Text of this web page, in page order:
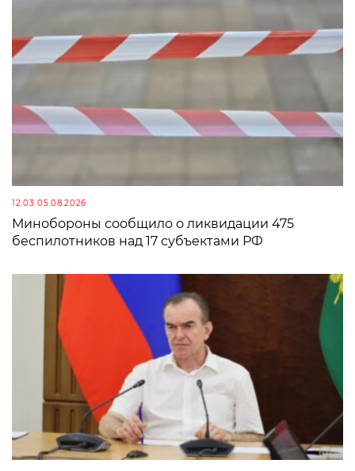
12:03 05.08.2026
Минобороны сообщило о ликвидации 475
беспилотников над 17 субъектами РФ